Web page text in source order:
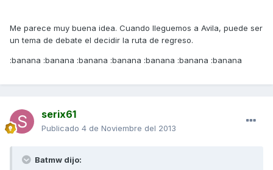
Me parece muy buena idea. Cuando lleguemos a Avila, puede ser
un tema de debate el decidir la ruta de regreso.
:banana :banana :banana :banana :banana :banana :banana
serix61
Publicado 4 de Noviembre del 2013
Batmw dijo: